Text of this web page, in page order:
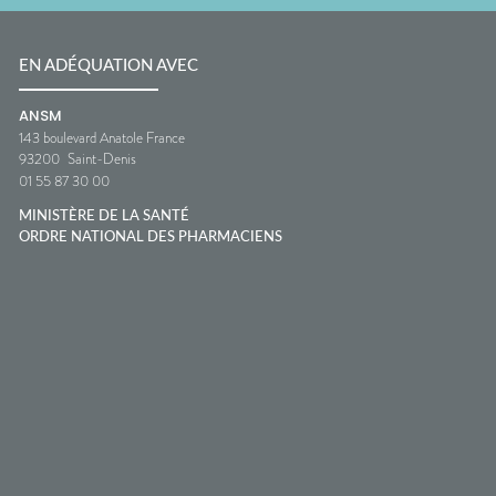
EN ADÉQUATION AVEC
ANSM
143 boulevard Anatole France
93200 Saint-Denis
01 55 87 30 00
MINISTÈRE DE LA SANTÉ
ORDRE NATIONAL DES PHARMACIENS